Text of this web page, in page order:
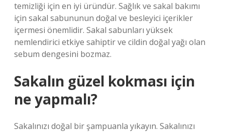
temizliği için en iyi üründür. Sağlık ve sakal bakımı
için sakal sabununun doğal ve besleyici içerikler
içermesi önemlidir. Sakal sabunları yüksek
nemlendirici etkiye sahiptir ve cildin doğal yağı olan
sebum dengesini bozmaz.
Sakalın güzel kokması için
ne yapmalı?
Sakalınızı doğal bir şampuanla yıkayın. Sakalınızı